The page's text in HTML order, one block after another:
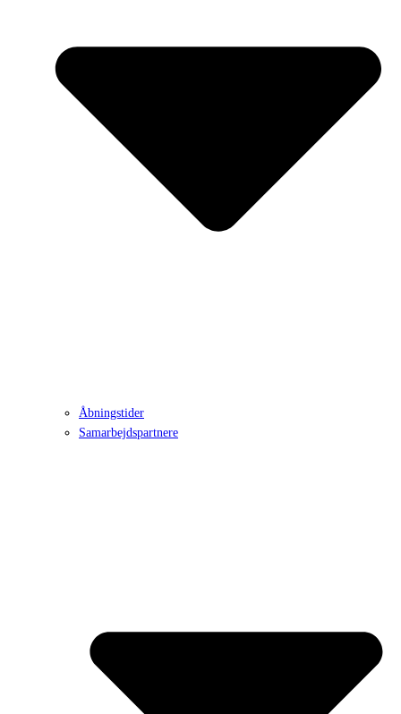
Åbningstider
Samarbejdspartnere